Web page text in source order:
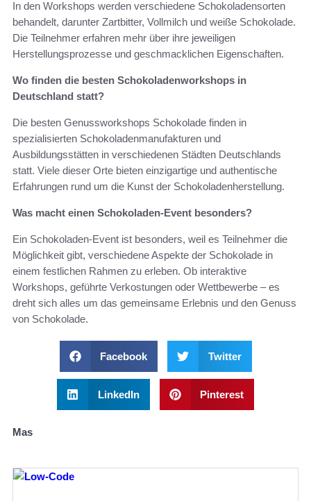
In den Workshops werden verschiedene Schokoladensorten
behandelt, darunter Zartbitter, Vollmilch und weiße Schokolade.
Die Teilnehmer erfahren mehr über ihre jeweiligen
Herstellungsprozesse und geschmacklichen Eigenschaften.
Wo finden die besten Schokoladenworkshops in
Deutschland statt?
Die besten Genussworkshops Schokolade finden in
spezialisierten Schokoladenmanufakturen und
Ausbildungsstätten in verschiedenen Städten Deutschlands
statt. Viele dieser Orte bieten einzigartige und authentische
Erfahrungen rund um die Kunst der Schokoladenherstellung.
Was macht einen Schokoladen-Event besonders?
Ein Schokoladen-Event ist besonders, weil es Teilnehmer die
Möglichkeit gibt, verschiedene Aspekte der Schokolade in
einem festlichen Rahmen zu erleben. Ob interaktive
Workshops, geführte Verkostungen oder Wettbewerbe – es
dreht sich alles um das gemeinsame Erlebnis und den Genuss
von Schokolade.
Facebook Twitter
LinkedIn Pinterest
Mas